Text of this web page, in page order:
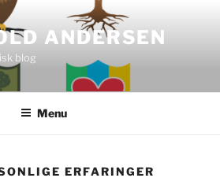
ANDERSEN
blog
Menu
ERFARINGER